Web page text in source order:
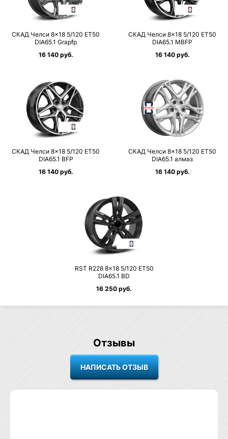
СКАД Челси 8×18 5/120 ET50
DIA65.1 Grapfp
16 140 руб.
СКАД Челси 8×18 5/120 ET50
DIA65.1 MBFP
16 140 руб.
СКАД Челси 8×18 5/120 ET50
DIA65.1 BFP
16 140 руб.
СКАД Челси 8×18 5/120 ET50
DIA65.1 алмаз
16 140 руб.
RST R228 8×18 5/120 ET50
DIA65.1 BD
16 250 руб.
Отзывы